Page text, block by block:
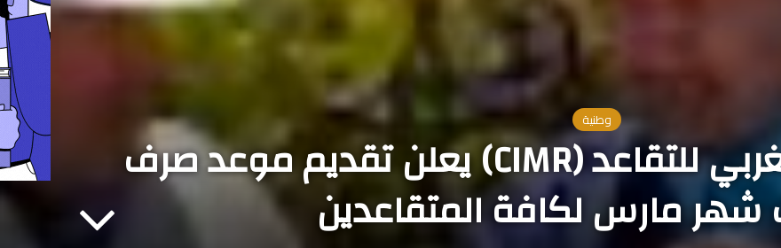
وطنية
الصندوق المهني المغربي للتقاعد (CIMR) يعلن تقديم موعد صرف
مارس لكافة المتقاعدين